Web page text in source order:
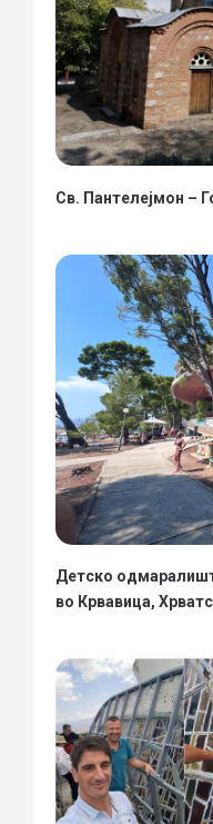
Св. Пантелејмон –
Детско
во Крвавица,